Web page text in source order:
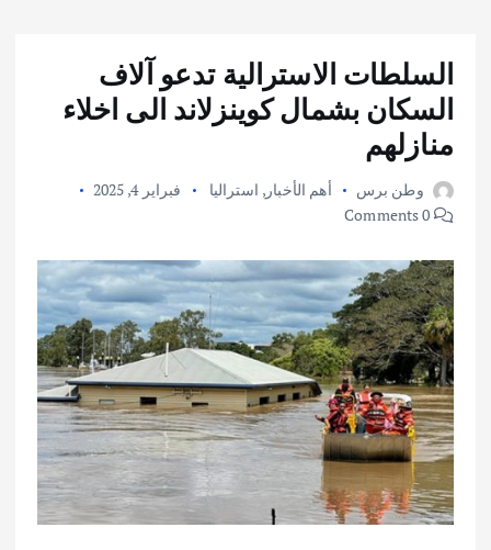
السلطات الاسترالية تدعو آلاف
السكان بشمال كوينزلاند الى اخلاء
منازلهم
وطن برس أهم الأخبار , استراليا
فبراير 4, 2025